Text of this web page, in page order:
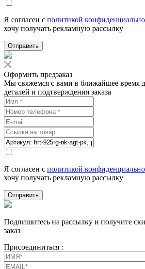
Я согласен с политикой
хочу получать рекламную рассылку
Отправить
Оформить предзаказ
Мы свяжемся с вами в ближайшее время
деталей и подтверждения заказа
Я согласен с политикой
хочу получать рекламную рассылку
Отправить
Подпишитесь на рассылку и получите
заказ
Присоединиться :